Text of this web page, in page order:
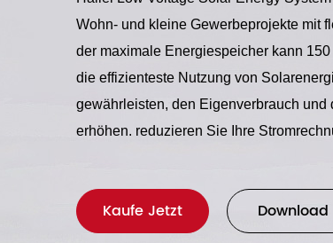
Wohn- und kleine Gewerbeprojekte mit
der maximale Energiespeicher kann
die effizienteste Nutzung von
gewährleisten, den Eigenverbrauch
erhöhen. reduzieren Sie Ihre
Kaufe Jetzt Download